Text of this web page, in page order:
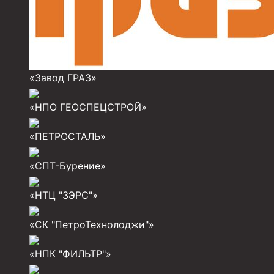
Муфты для обсадных труб
Муфта ОТТМ 102
Муфта ОТТГ 245
Муфта ОТТГ 178
Муфта ОТТМ 146
Муфта БТС 324
Муфта БТС 168
Муфта ОТТМ 127
Муфта БТС 146
«Завод ГРАЗ»
«НПО ГЕОСПЕЦСТРОЙ»
«ПЕТРОСТАЛЬ»
«СПТ-Бурение»
«НТЦ "ЗЭРС"»
«СК "ПетроТехнолоджи"»
«НПК "ФИЛЬТР"»